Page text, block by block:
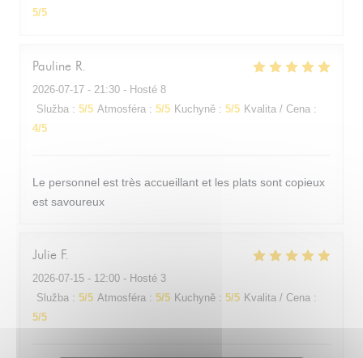
5/5
Pauline R
2026-07-17 - 21:30 - Hosté 8
Služba : 5/5 Atmosféra : 5/5 Kuchyně : 5/5 Kvalita / Cena :
4/5
Le personnel est très accueillant et les plats sont copieux
est savoureux
Julie F
2026-07-15 - 12:00 - Hosté 3
Služba : 5/5 Atmosféra : 5/5 Kuchyně : 5/5 Kvalita / Cena :
5/5